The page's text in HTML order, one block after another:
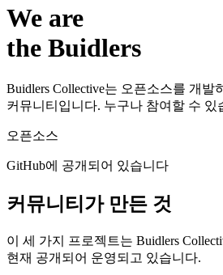
We are
the Buidlers
Buidlers Collective는 오픈소스를 개발
커뮤니티입니다. 누구나 참여할 수 있
오픈소스
GitHub에 공개되어 있습니다
커뮤니티가 만든 것
이 세 가지 프로젝트는 Buidlers
현재 공개되어 운영되고 있습니다.